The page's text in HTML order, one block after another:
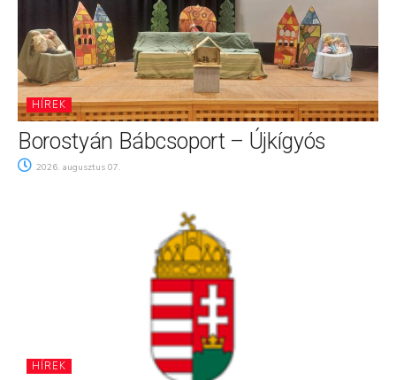
HÍREK
Borostyán Bábcsoport – Újkígyós
2026. augusztus 07.
HÍREK